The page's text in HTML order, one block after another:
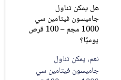
هل يمكن تناول
جاميسون فيتامين سي
1000 مجم – 100 قرص
نعم، يمكن تناول
جاميسون فيتامين سي